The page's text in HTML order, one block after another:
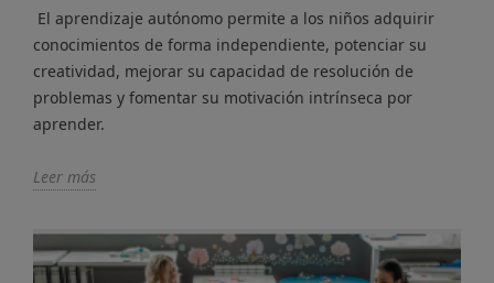
El aprendizaje autónomo permite a los niños adquirir
conocimientos de forma independiente, potenciar su
creatividad, mejorar su capacidad de resolución de
problemas y fomentar su motivación intrínseca por
aprender.
Leer más